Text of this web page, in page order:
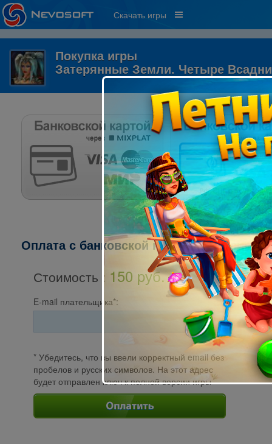
Скачать игры
Покупка игры
Затерянные Земли. Четыре
Оплата с банковской карты через
Стоимость : 150 pуб.
E-mail плательщика*:
* Убедитесь, что вы ввели корректный email без
пробелов и русских символов. На этот адрес
будет отправлен ключ к полной версии игры